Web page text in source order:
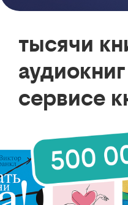
тысячи
сервисе